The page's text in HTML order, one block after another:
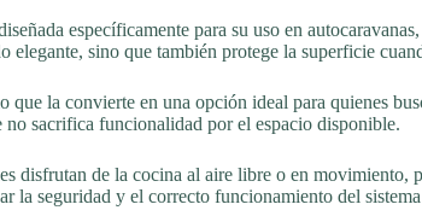
específicamente para su uso en
elegante, sino que también protege la superficie
que la convierte en una opción ideal para quienes
sacrifica funcionalidad por el espacio disponible.
disfrutan de la cocina al aire libre o en
la seguridad y el correcto funcionamiento del sistema